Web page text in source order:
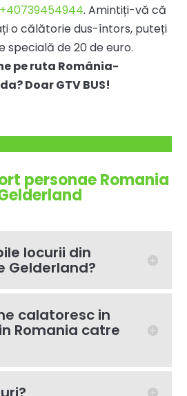
+40739454944. Amintiți-vă că
o călătorie dus-întors, puteți
specială de 20 de euro.
pe ruta România-
Doar GTV BUS!
personae Romania
locurii din
Gelderland?
calatoresc in
Romania catre